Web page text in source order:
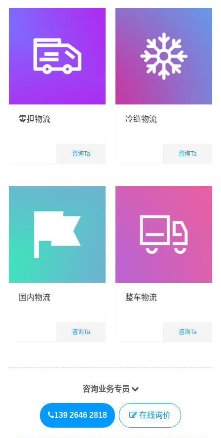
零担物流
咨询Ta
冷链物流
咨询Ta
国内物流
咨询Ta
整车物流
咨询Ta
咨询业务专员
139 2646 2818 在线询价